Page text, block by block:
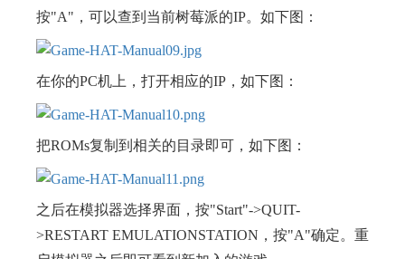
按"A"，可以查到当前树莓派的IP。如下图：
在你的PC机上，打开相应的IP，如下图：
把ROMs复制到相关的目录即可，如下图：
之后在模拟器选择界面，按"Start"->QUIT-
>RESTART EMULATIONSTATION，按"A"确定。重